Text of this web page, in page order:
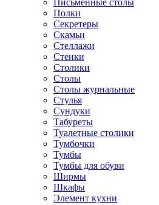
Письменные столы
Полки
Секретеры
Скамьи
Стеллажи
Стенки
Столики
Столы
Столы журнальные
Стулья
Сундуки
Табуреты
Туалетные столики
Тумбочки
Тумбы
Тумбы для обуви
Ширмы
Шкафы
Элемент кухни